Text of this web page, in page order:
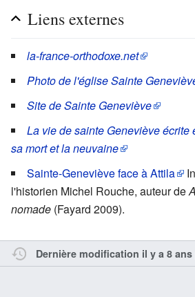
Liens externes
la-france-orthodoxe.net
Photo de l'église Sainte
Site de Sainte Geneviève
La vie de sainte Geneviève écrite
sa mort et la neuvaine
Sainte-Geneviève face à Attila
l'historien Michel Rouche, auteur de
nomade (Fayard 2009).
Dernière modification il y a 8 ans